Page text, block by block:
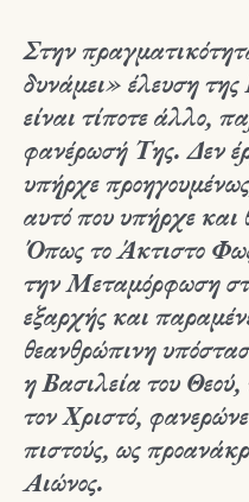
Στην
δυνάμει» έλευση της
είναι τίποτε άλλο,
φανέρωσή Της. Δεν
υπήρχε
αυτό που υπήρχε και
Όπως το Άκτιστο
την Μεταμόρφωση
εξαρχής και
θεανθρώπινη
η Βασιλεία του
τον Χριστό,
πιστούς, ως
Αιώνος.